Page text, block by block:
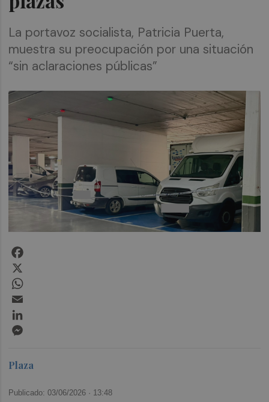
La portavoz socialista, Patricia Puerta,
muestra su preocupación por una situación
“sin aclaraciones públicas”
Plaza
Publicado: 03/06/2026 · 13:48